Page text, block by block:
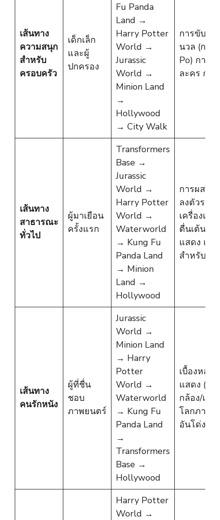
เส้นทาง
ความสนุก
สำหรับ
ครอบครัว
เด็กเล็ก
และผู้
ปกครอง
Fu Panda
Land →
Harry Potter
World →
Jurassic
World →
Minion Land
→
Hollywood
→ City Walk
การขับขี่
นวล (การ
Po) การพ
ละคร กา
เส้นทาง
สาธารณะ
ทั่วไป
ผู้มาเยือน
ครั้งแรก
Transformers
Base →
Jurassic
World →
Harry Potter
World →
Waterworld
→ Kung Fu
Panda Land
→ Minion
Land →
Hollywood
การผสมผ
ลงตัวระห
เครื่องเล่
ตื่นเต้น ก
แสดง แล
สำหรับคร
เส้นทาง
คนรักหนัง
ผู้ที่ชื่น
ชอบ
ภาพยนตร์
Jurassic
World →
Minion Land
→ Harry
Potter
World →
Waterworld
→ Kung Fu
Panda Land
→
Transformers
Base →
Hollywood
เบื้องหลัง
แสดง (แส
กล้อง/แอ็
โลกภาพย
อันโด่งดัง
Harry Potter
World →